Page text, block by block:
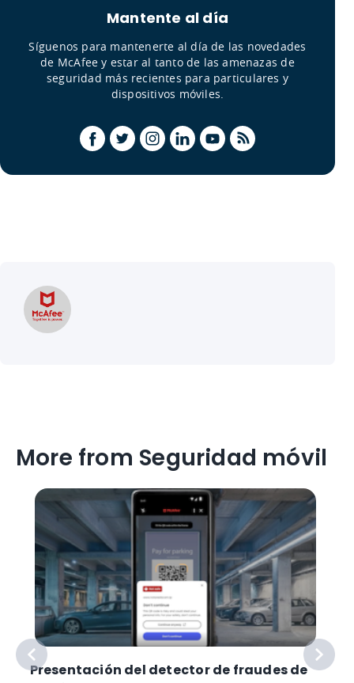
Mantente al día
Síguenos para mantenerte al día de las novedades
de McAfee y estar al tanto de las amenazas de
seguridad más recientes para particulares y
dispositivos móviles.
More from Seguridad móvil
Presentación del detector de fraudes de